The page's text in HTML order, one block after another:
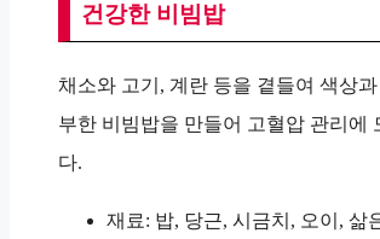
건강한 비빔밥
채소와 고기, 계란 등을 곁들여 색상
부한 비빔밥을 만들어 고혈압 관리에
다.
재료: 밥, 당근, 시금치, 오이, 삶